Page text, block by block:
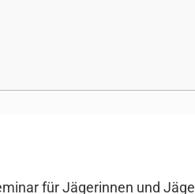
für Jägerinnen und